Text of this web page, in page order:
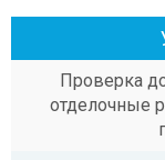
Проверка
отделочные